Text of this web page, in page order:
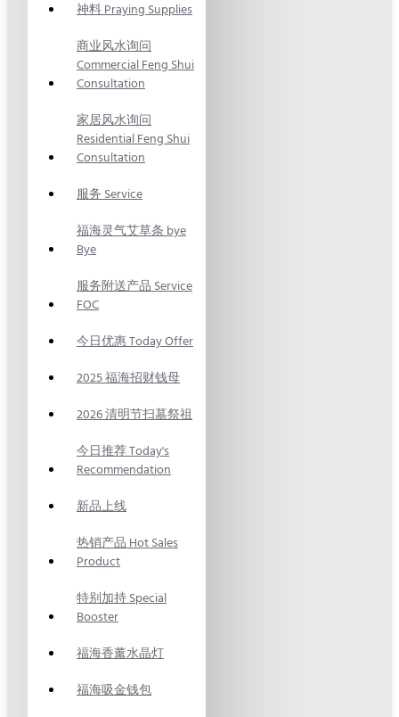
神料 Praying Supplies
商业风水询问
Commercial Feng Shui
Consultation
家居风水询问
Residential Feng Shui
Consultation
服务 Service
福海灵气艾草条 bye
Bye
服务附送产品 Service
FOC
今日优惠 Today Offer
2025 福海招财钱母
2026 清明节扫墓祭祖
今日推荐 Today's
Recommendation
新品上线
热销产品 Hot Sales
Product
特别加持 Special
Booster
福海香薰水晶灯
福海吸金钱包